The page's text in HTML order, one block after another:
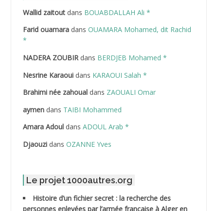
ABDEDDAIM Hamid
ABDELAZIZ Mohamed
ABDELHAFID Lakhdar
ABDELLI Mohamed
ABDELLI Mohamed *
ABDELMOUMENE Ahmed
Wallid zaitoutdans BOUABDALLAH Ali *
Farid ouamaradans OUAMARA Mohamed, dit Rachid
*
NADERA ZOUBIRdans BERDJEB Mohamed *
Nesrine Karaouidans KARAOUI Salah *
Brahimi née zahoualdans ZAOUALI Omar
aymendans TAIBI Mohammed
Amara Adouldans ADOUL Arab *
Djaouzidans OZANNE Yves
Le projet 1000autres.org
Histoire d’un fichier secret : la recherche des
personnes enlevées par l’armée française à Alger en